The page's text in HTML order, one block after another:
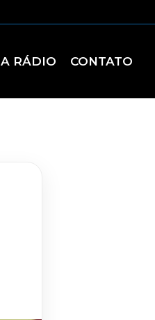
A RÁDIO CONTATO